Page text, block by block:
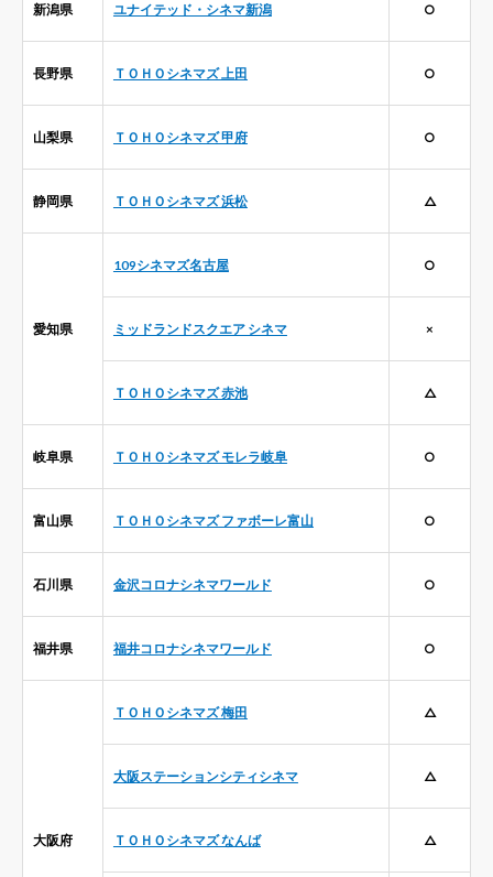
新潟県 ユナイテッド・シネマ新潟 ○
長野県 ＴＯＨＯシネマズ 上田 ○
山梨県 ＴＯＨＯシネマズ 甲府 ○
静岡県 ＴＯＨＯシネマズ 浜松 △
愛知県
109シネマズ名古屋 ○
ミッドランドスクエア シネマ ×
ＴＯＨＯシネマズ 赤池 △
岐阜県 ＴＯＨＯシネマズ モレラ岐阜 ○
富山県 ＴＯＨＯシネマズ ファボーレ富山 ○
石川県 金沢コロナシネマワールド ○
福井県 福井コロナシネマワールド ○
大阪府
ＴＯＨＯシネマズ 梅田 △
大阪ステーションシティシネマ △
ＴＯＨＯシネマズ なんば △